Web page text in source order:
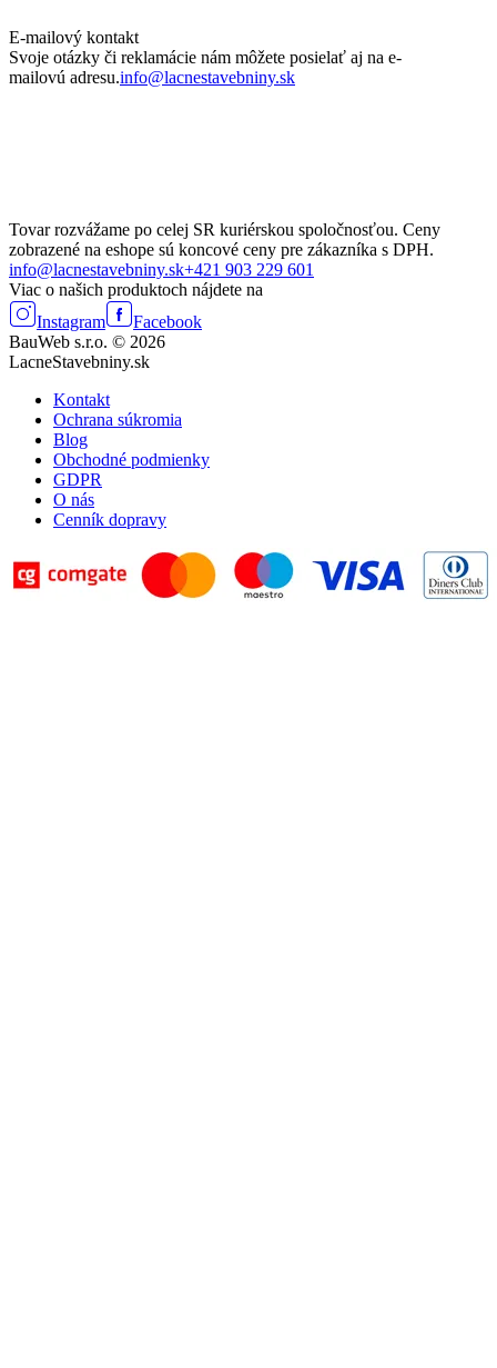
E-mailový kontakt
Svoje otázky či reklamácie nám môžete posielať aj na e-
mailovú adresu.info@lacnestavebniny.sk
Tovar rozvážame po celej SR kuriérskou spoločnosťou. Ceny
zobrazené na eshope sú koncové ceny pre zákazníka s DPH.
info@lacnestavebniny.sk+421 903 229 601
Viac o našich produktoch nájdete na
Instagram
Facebook
BauWeb s.r.o. © 2026
LacneStavebniny.sk
Kontakt
Ochrana súkromia
Blog
Obchodné podmienky
GDPR
O nás
Cenník dopravy